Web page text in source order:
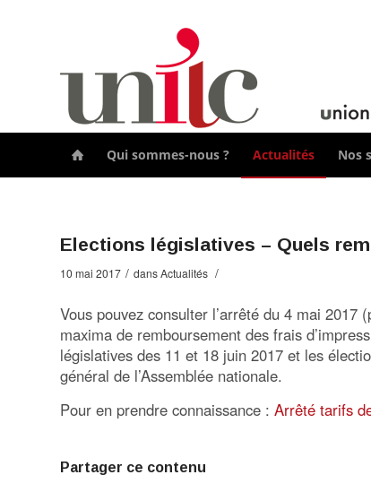
 Qui sommes-nous ? Actualités Nos
Elections législatives – Quels
10 mai 2017 / dansActualités /
Vous pouvez consulter l’arrêté du 4 mai
maxima de remboursement des frais
législatives des 11 et 18 juin 2017 et les
général de l’Assemblée nationale.
Pour en prendre connaissance : Arrêté tarifs
Partager ce contenu